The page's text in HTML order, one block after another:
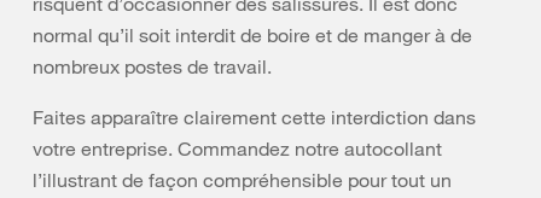
normal qu’il soit interdit de boire et de manger à de
nombreux postes de travail.
Faites apparaître clairement cette interdiction dans
votre entreprise. Commandez notre autocollant
l’illustrant de façon compréhensible pour tout un